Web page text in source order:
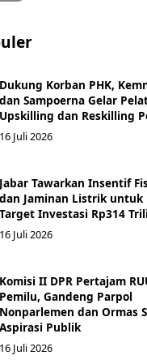
Dukung Korban PHK,
dan Sampoerna Gelar
Upskilling dan Reskilling
16 Juli 2026
Jabar Tawarkan Insentif
dan Jaminan Listrik untuk
Target Investasi Rp314
16 Juli 2026
Komisi II DPR Pertajam
Pemilu, Gandeng Parpol
Nonparlemen dan Ormas
Aspirasi Publik
16 Juli 2026